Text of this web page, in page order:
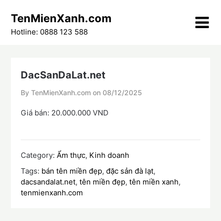
content
TenMienXanh.com
Hotline: 0888 123 588
DacSanDaLat.net
By TenMienXanh.com on 08/12/2025
Giá bán: 20.000.000 VND
Category: Ẩm thực, Kinh doanh
Tags: bán tên miền đẹp,đặc sản đà lạt,
dacsandalat.net,tên miền đẹp,tên miền xanh,
tenmienxanh.com